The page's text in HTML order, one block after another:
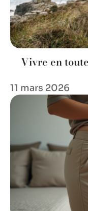
Vivre en
11 mars 2026